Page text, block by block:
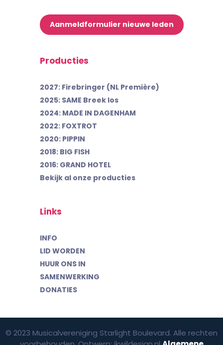
Aanmeldformulier nieuwe leden
Producties
2027: Firebringer (NL Première)
2025: SAME Breek los
2024: MADE IN DAGENHAM
2022: FOXTROT
2020: PIPPIN
2018: BIG FISH
2016: GRAND HOTEL
Bekijk al onze producties
Links
INFO
LID WORDEN
HUUR ONS IN
SAMENWERKING
DONATIES
© 2023 Musicalvereniging Starlight Boulevard. Alle rechten